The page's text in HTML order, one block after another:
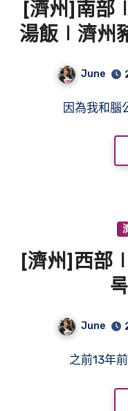
[濟州]南部
湯飯∣濟州
June
因為我和
[濟州]西部
June
之前13